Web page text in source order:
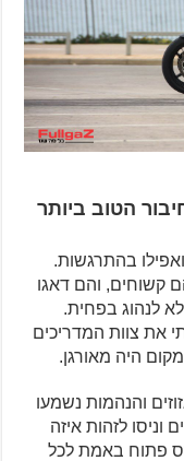
הטוב ביותר
בהתרגשות.
קשוחים, והם דאגו
לנהוג בפחית.
את צוות המדריכים
היה מאורגן.
והנהמות נשמעו
לזהות איזה
פתוח באמת לכל